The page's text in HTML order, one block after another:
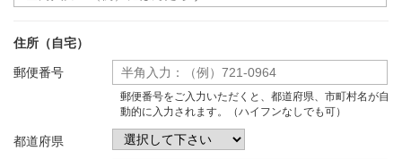
住所（自宅）
郵便番号
郵便番号をご入力いただくと、都道府県、市町村名が自
動的に入力されます。（ハイフンなしでも可）
都道府県